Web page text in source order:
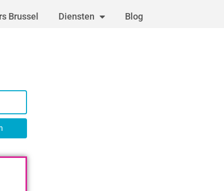
Brussel Diensten Blog